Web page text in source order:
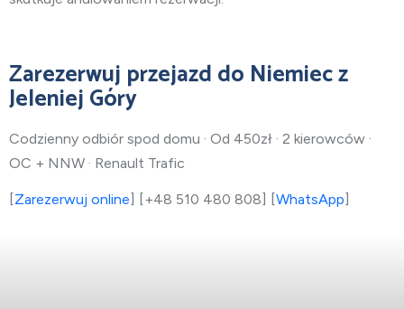
Zarezerwuj przejazd do Niemiec z
Jeleniej Góry
Codzienny odbiór spod domu · Od 450zł · 2 kierowców ·
OC + NNW · Renault Trafic
Zarezerwuj online ] [+48 510 480 808] [ WhatsApp